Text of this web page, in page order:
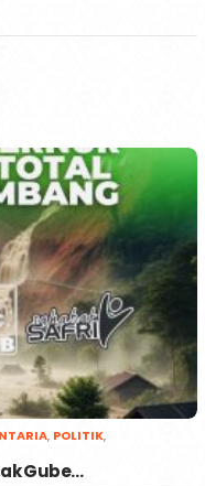
, POLITIK,
Gube…